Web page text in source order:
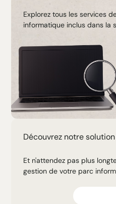
Explorez tous les services
informatique inclus dans la
Découvrez notre
Et n'attendez pas plus
gestion de votre parc